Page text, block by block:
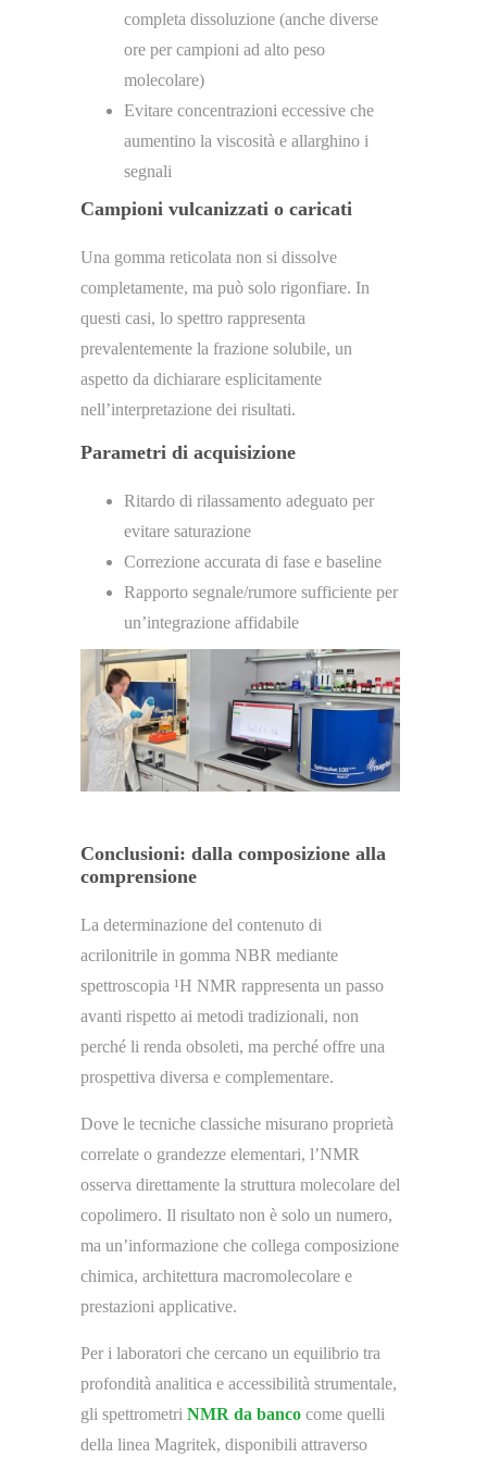
completa dissoluzione (anche diverse
ore per campioni ad alto peso
molecolare)
Evitare concentrazioni eccessive che
aumentino la viscosità e allarghino i
segnali
Campioni vulcanizzati o caricati
Una gomma reticolata non si dissolve
completamente, ma può solo rigonfiare. In
questi casi, lo spettro rappresenta
prevalentemente la frazione solubile, un
aspetto da dichiarare esplicitamente
nell’interpretazione dei risultati.
Parametri di acquisizione
Ritardo di rilassamento adeguato per
evitare saturazione
Correzione accurata di fase e baseline
Rapporto segnale/rumore sufficiente per
un’integrazione affidabile
Conclusioni: dalla composizione alla
comprensione
La determinazione del contenuto di
acrilonitrile in gomma NBR mediante
spettroscopia ¹H NMR rappresenta un passo
avanti rispetto ai metodi tradizionali, non
perché li renda obsoleti, ma perché offre una
prospettiva diversa e complementare.
Dove le tecniche classiche misurano proprietà
correlate o grandezze elementari, l’NMR
osserva direttamente la struttura molecolare del
copolimero. Il risultato non è solo un numero,
ma un’informazione che collega composizione
chimica, architettura macromolecolare e
prestazioni applicative.
Per i laboratori che cercano un equilibrio tra
profondità analitica e accessibilità strumentale,
gli spettrometri NMR da banco come quelli
della linea Magritek, disponibili attraverso